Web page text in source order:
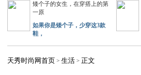
矮个子的女生，在穿搭上的第
一原
如果你是矮个子，少穿这3款
鞋，
天秀时尚网首页 > 生活 > 正文